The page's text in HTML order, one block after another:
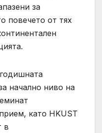
за
повечето от тях
начално ниво на
като HKUST
в